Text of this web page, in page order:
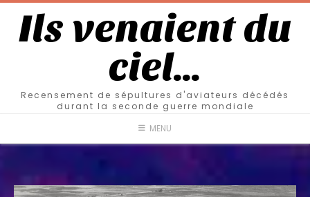
Ils venaient du
ciel…
Recensement de sépultures d'aviateurs décédés
durant la seconde guerre mondiale
MENU